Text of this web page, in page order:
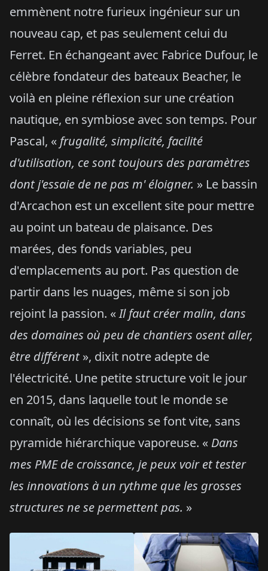
emmènent notre furieux ingénieur sur un
nouveau cap, et pas seulement celui du
Ferret. En échangeant avec Fabrice Dufour, le
célèbre fondateur des bateaux Beacher, le
voilà en pleine réflexion sur une création
nautique, en symbiose avec son temps. Pour
Pascal, « frugalité, simplicité, facilité
d'utilisation, ce sont toujours des paramètres
dont j'essaie de ne pas m' éloigner. » Le bassin
d'Arcachon est un excellent site pour mettre
au point un bateau de plaisance. Des
marées, des fonds variables, peu
d'emplacements au port. Pas question de
partir dans les nuages, même si son job
rejoint la passion. «Il faut créer malin, dans
des domaines où peu de chantiers osent aller,
être différent», dixit notre adepte de
l'électricité. Une petite structure voit le jour
en 2015, dans laquelle tout le monde se
connaît, où les décisions se font vite, sans
pyramide hiérarchique vaporeuse. « Dans
mes PME de croissance, je peux voir et tester
les innovations à un rythme que les grosses
structures ne se permettent pas. »